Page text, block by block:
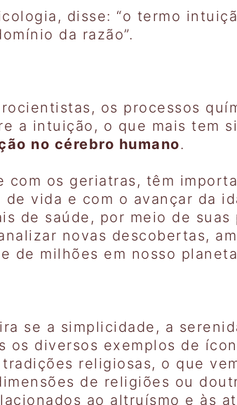
disse: “o termo
da razão”.
os processos
a intuição, o que mais tem
no cérebro humano.
com os geriatras, têm
vida e com o avançar da
de saúde, por meio de
novas descobertas,
de milhões em nosso
se a simplicidade, a
os diversos exemplos de
religiosas, o que
de religiões ou
ao altruísmo e às